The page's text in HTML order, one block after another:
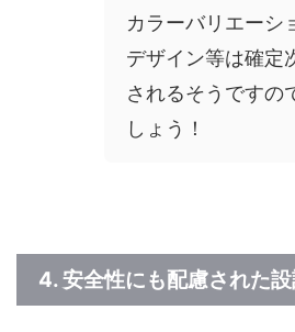
カラーバリエーシ
デザイン等は確定
されるそうですの
しょう！
4.安全性にも配慮された